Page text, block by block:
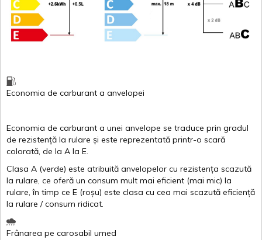
Economia de carburant a anvelopei
Economia de carburant a unei anvelope se traduce prin gradul
de rezistență la rulare și este reprezentată printr-o scară
colorată, de la A la E.
Clasa A (verde) este atribuită anvelopelor cu rezistența scazută
la rulare, ce oferă un consum mult mai eficient (mai mic) la
rulare,în timp ce E (roșu) este clasa cu cea mai scazută eficiență
la rulare /consum ridicat.
Frânarea pe carosabil umed